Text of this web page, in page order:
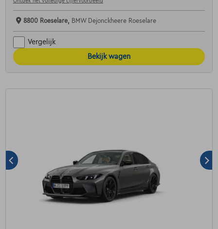
8800 Roeselare, BMW Dejonckheere Roeselare
Vergelijk
Bekijk wagen